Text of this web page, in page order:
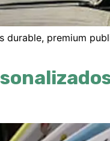
durable, premium